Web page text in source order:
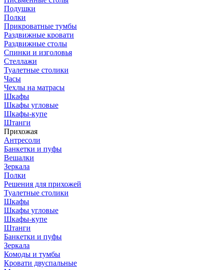
Подушки
Полки
Прикроватные тумбы
Раздвижные кровати
Раздвижные столы
Спинки и изголовья
Стеллажи
Туалетные столики
Часы
Чехлы на матрасы
Шкафы
Шкафы угловые
Шкафы-купе
Штанги
Прихожая
Антресоли
Банкетки и пуфы
Вешалки
Зеркала
Полки
Решения для прихожей
Туалетные столики
Шкафы
Шкафы угловые
Шкафы-купе
Штанги
Банкетки и пуфы
Зеркала
Комоды и тумбы
Кровати двуспальные